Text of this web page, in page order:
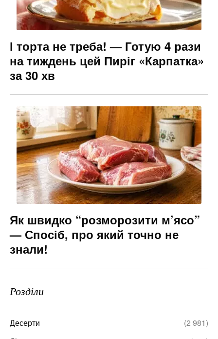
І торта не треба! — Готую 4 рази
на тиждень цей Пиріг «Карпатка»
за 30 хв
Як швидко “розморозити м’ясо”
— Спосіб, про який точно не
знали!
Розділи
Десерти
(2 981)